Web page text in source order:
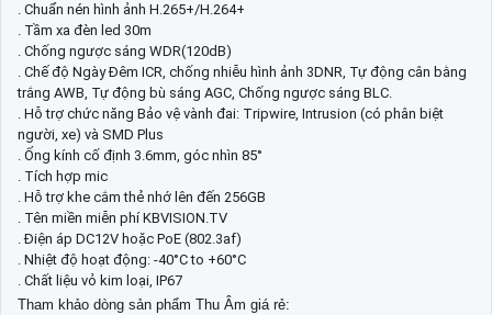
. Chuẩn nén hình ảnh H.265+/H.264+
. Tầm xa đèn led 30m
. Chống ngược sáng WDR(120dB)
. Chế độ Ngày Đêm ICR, chống nhiễu hình ảnh 3DNR, Tự động cân bằng
trắng AWB, Tự động bù sáng AGC, Chống ngược sáng BLC.
. Hỗ trợ chức năng Bảo vệ vành đai: Tripwire, Intrusion (có phân biệt
người, xe) và SMD Plus
. Ống kính cố định 3.6mm, góc nhìn 85°
. Tích hợp mic
. Hỗ trợ khe cắm thẻ nhớ lên đến 256GB
. Tên miền miễn phí KBVISION.TV
. Điện áp DC12V hoặc PoE (802.3af)
. Nhiệt độ hoạt động: -40°C to +60°C
. Chất liệu vỏ kim loại, IP67
Tham khảo dòng sản phẩm Thu Âm giá rẻ: